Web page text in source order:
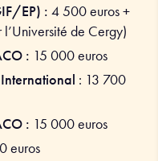
EP) : 4 500 euros +
de Cergy)
: 15 000 euros
: 13 700
: 15 000 euros
euros